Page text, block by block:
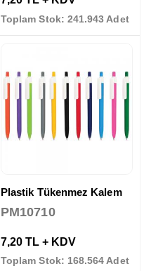
Toplam Stok: 241.943 Adet
Plastik Tükenmez Kalem
PM10710
7,20 TL + KDV
Toplam Stok: 168.564 Adet